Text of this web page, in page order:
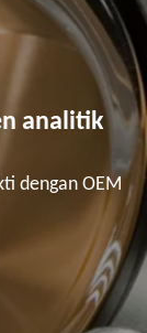
analitik
dengan OEM